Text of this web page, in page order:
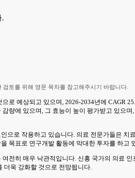
.
토를 위해 영문 목차를 참고해주시기 바랍니다.
로 예상되고 있으며, 2026-2034년에 CAGR
량에 있으며, 그 효능이 높이 평가받고 있으
로 작용하고 있습니다. 의료 전문가들은
목표로 연구개발 활동에 막대한 투자를 하고
전히 매우 낙관적입니다. 신흥 국가의 의료
더욱 강화할 것으로 전망됩니다.